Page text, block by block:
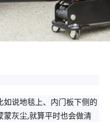
说地毯上、内门板下侧的
蒙灰尘,就算平时也会做清